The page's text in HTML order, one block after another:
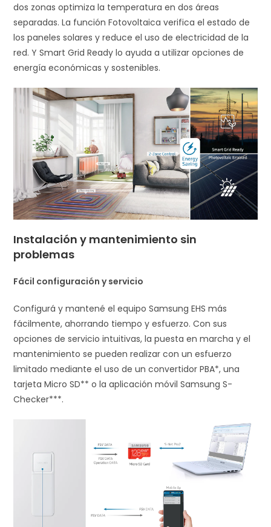
dos zonas optimiza la temperatura en dos áreas
separadas. La función Fotovoltaica verifica el estado de
los paneles solares y reduce el uso de electricidad de la
red. Y Smart Grid Ready lo ayuda a utilizar opciones de
energía económicas y sostenibles.
Instalación y mantenimiento sin
problemas
Fácil configuración y servicio
Configurá y mantené el equipo Samsung EHS más
fácilmente, ahorrando tiempo y esfuerzo. Con sus
opciones de servicio intuitivas, la puesta en marcha y el
mantenimiento se pueden realizar con un esfuerzo
limitado mediante el uso de un convertidor PBA*, una
tarjeta Micro SD** o la aplicación móvil Samsung S-
Checker***.